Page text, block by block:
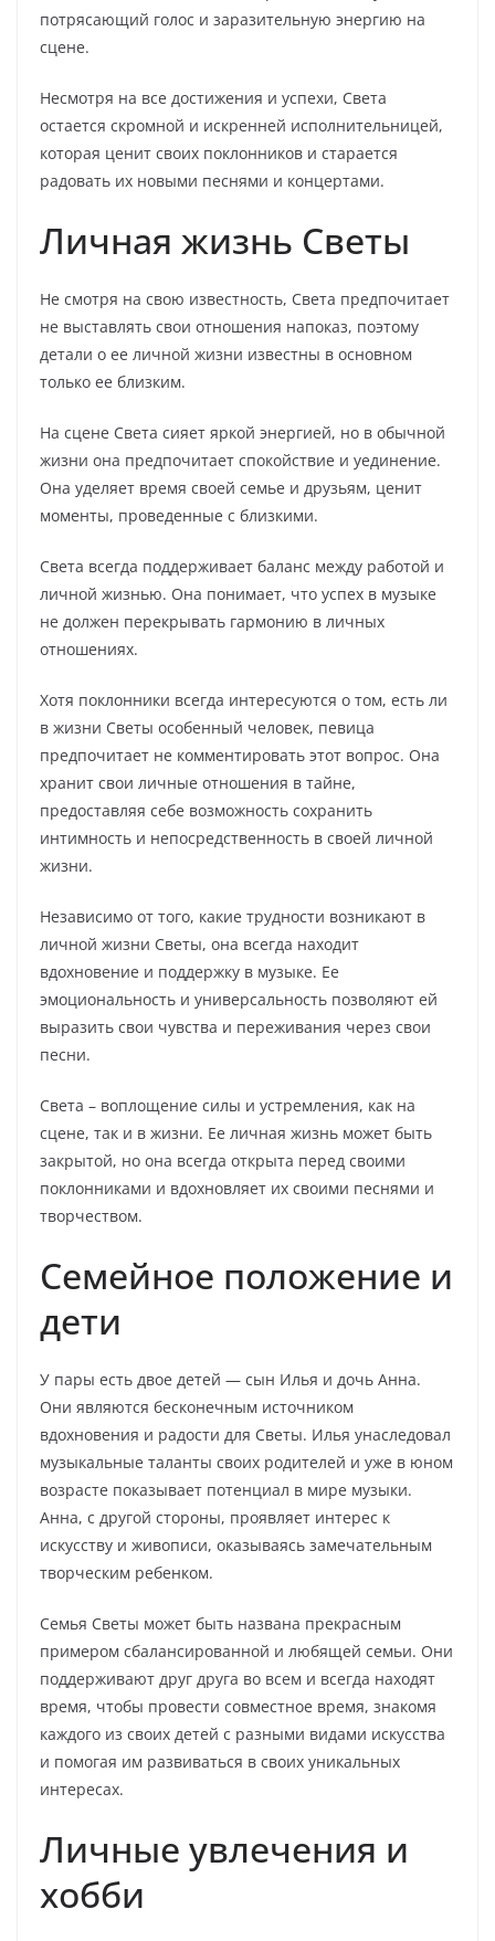
потрясающий голос и заразительную энергию на
сцене.
Несмотря на все достижения и успехи, Света
остается скромной и искренней исполнительницей,
которая ценит своих поклонников и старается
радовать их новыми песнями и концертами.
Личная жизнь Светы
Не смотря на свою известность, Света предпочитает
не выставлять свои отношения напоказ, поэтому
детали о ее личной жизни известны в основном
только ее близким.
На сцене Света сияет яркой энергией, но в обычной
жизни она предпочитает спокойствие и уединение.
Она уделяет время своей семье и друзьям, ценит
моменты, проведенные с близкими.
Света всегда поддерживает баланс между работой и
личной жизнью. Она понимает, что успех в музыке
не должен перекрывать гармонию в личных
отношениях.
Хотя поклонники всегда интересуются о том, есть ли
в жизни Светы особенный человек, певица
предпочитает не комментировать этот вопрос. Она
хранит свои личные отношения в тайне,
предоставляя себе возможность сохранить
интимность и непосредственность в своей личной
жизни.
Независимо от того, какие трудности возникают в
личной жизни Светы, она всегда находит
вдохновение и поддержку в музыке. Ее
эмоциональность и универсальность позволяют ей
выразить свои чувства и переживания через свои
песни.
Света – воплощение силы и устремления, как на
сцене, так и в жизни. Ее личная жизнь может быть
закрытой, но она всегда открыта перед своими
поклонниками и вдохновляет их своими песнями и
творчеством.
Семейное положение и
дети
У пары есть двое детей — сын Илья и дочь Анна.
Они являются бесконечным источником
вдохновения и радости для Светы. Илья унаследовал
музыкальные таланты своих родителей и уже в юном
возрасте показывает потенциал в мире музыки.
Анна, с другой стороны, проявляет интерес к
искусству и живописи, оказываясь замечательным
творческим ребенком.
Семья Светы может быть названа прекрасным
примером сбалансированной и любящей семьи. Они
поддерживают друг друга во всем и всегда находят
время, чтобы провести совместное время, знакомя
каждого из своих детей с разными видами искусства
и помогая им развиваться в своих уникальных
интересах.
Личные увлечения и
хобби